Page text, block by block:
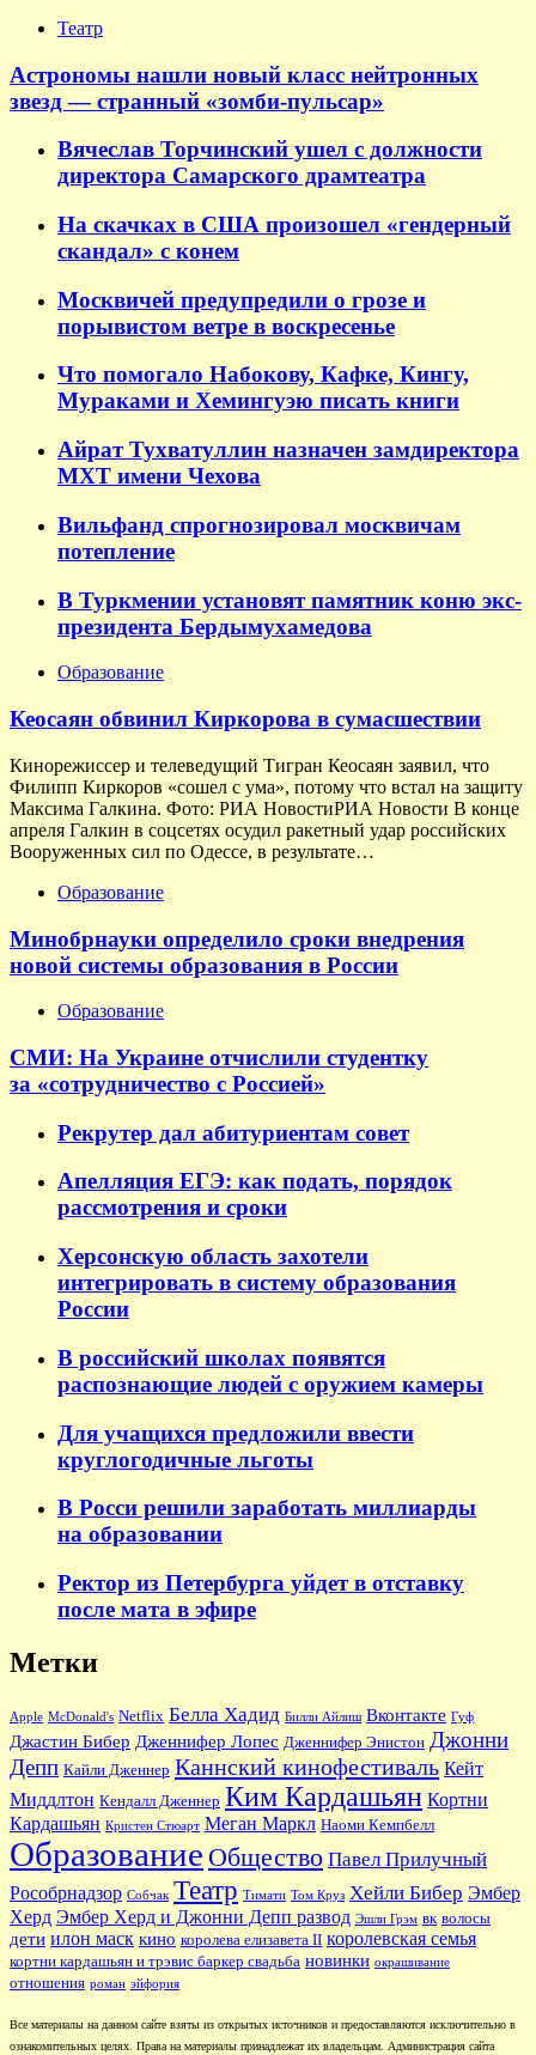
Театр
Астрономы нашли новый класс нейтронных
звезд — странный «зомби-пульсар»
Вячеслав Торчинский ушел с должности
директора Самарского драмтеатра
На скачках в США произошел «гендерный
скандал» с конем
Москвичей предупредили о грозе и
порывистом ветре в воскресенье
Что помогало Набокову, Кафке, Кингу,
Мураками и Хемингуэю писать книги
Айрат Тухватуллин назначен замдиректора
МХТ имени Чехова
Вильфанд спрогнозировал москвичам
потепление
В Туркмении установят памятник коню экс-
президента Бердымухамедова
Образование
Кеосаян обвинил Киркорова в сумасшествии
Кинорежиссер и телеведущий Тигран Кеосаян заявил, что
Филипп Киркоров «сошел с ума», потому что встал на защиту
Максима Галкина. Фото: РИА НовостиРИА Новости В конце
апреля Галкин в соцсетях осудил ракетный удар российских
Вооруженных сил по Одессе, в результате…
Образование
Минобрнауки определило сроки внедрения
новой системы образования в России
Образование
СМИ: На Украине отчислили студентку
за «сотрудничество с Россией»
Рекрутер дал абитуриентам совет
Апелляция ЕГЭ: как подать, порядок
рассмотрения и сроки
Херсонскую область захотели
интегрировать в систему образования
России
В российский школах появятся
распознающие людей с оружием камеры
Для учащихся предложили ввести
круглогодичные льготы
В Росси решили заработать миллиарды
на образовании
Ректор из Петербурга уйдет в отставку
после мата в эфире
Метки
Apple McDonald's Netflix Белла Хадид Билли Айлиш Вконтакте Гуф
Джастин Бибер Дженнифер Лопес Дженнифер Энистон Джонни
Депп Кайли Дженнер Каннский кинофестиваль Кейт
Миддлтон Кендалл Дженнер Ким Кардашьян Кортни
Кардашьян Кристен Стюарт Меган Маркл Наоми Кемпбелл
Образование Общество Павел Прилучный
Рособрнадзор Собчак Театр Тимати Том Круз Хейли Бибер Эмбер
Херд Эмбер Херд и Джонни Депп развод Эшли Грэм вк волосы
дети илон маск кино королева елизавета II королевская семья
кортни кардашьян и трэвис баркер свадьба новинки окрашивание
отношения роман эйфория
Все материалы на данном сайте взяты из открытых источников и предоставляются исключительно в
ознакомительных целях. Права на материалы принадлежат их владельцам. Администрация сайта